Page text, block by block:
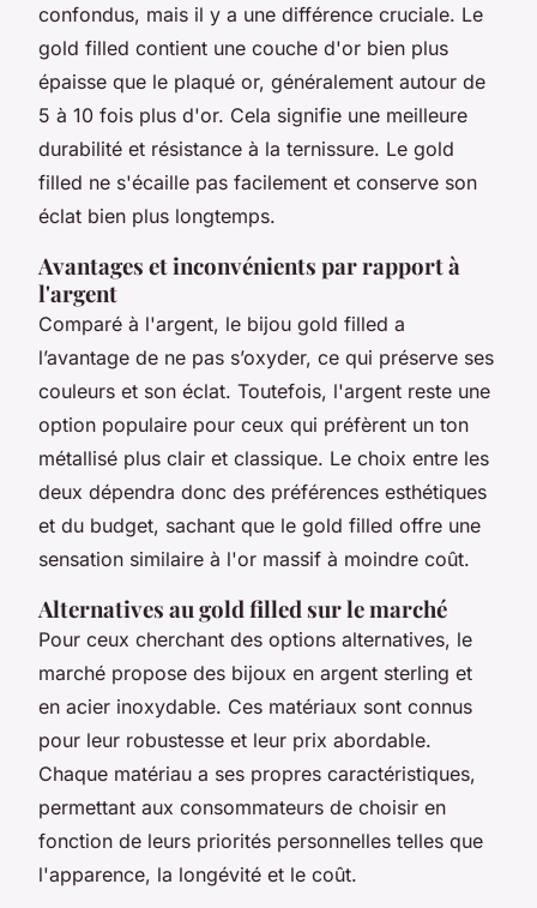
confondus, mais il y a une différence cruciale. Le
gold filled contient une couche d'or bien plus
épaisse que le plaqué or, généralement autour de
5 à 10 fois plus d'or. Cela signifie une meilleure
durabilité et résistance à la ternissure. Le gold
filled ne s'écaille pas facilement et conserve son
éclat bien plus longtemps.
Avantages et inconvénients par rapport à
l'argent
Comparé à l'argent, le bijou gold filled a
l’avantage de ne pas s’oxyder, ce qui préserve ses
couleurs et son éclat. Toutefois, l'argent reste une
option populaire pour ceux qui préfèrent un ton
métallisé plus clair et classique. Le choix entre les
deux dépendra donc des préférences esthétiques
et du budget, sachant que le gold filled offre une
sensation similaire à l'or massif à moindre coût.
Alternatives au gold filled sur le marché
Pour ceux cherchant des options alternatives, le
marché propose des bijoux en argent sterling et
en acier inoxydable. Ces matériaux sont connus
pour leur robustesse et leur prix abordable.
Chaque matériau a ses propres caractéristiques,
permettant aux consommateurs de choisir en
fonction de leurs priorités personnelles telles que
l'apparence, la longévité et le coût.